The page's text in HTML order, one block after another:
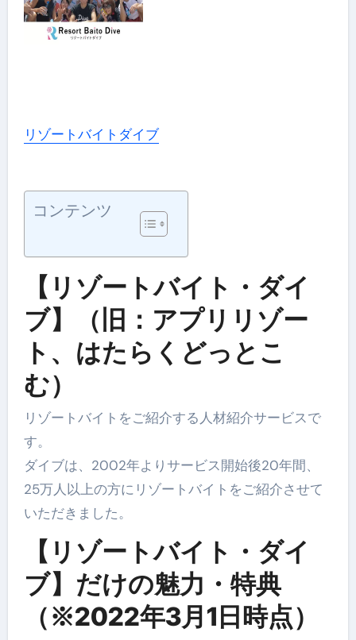
リゾートバイトダイブ
コンテンツ
【リゾートバイト・ダイ
ブ】（旧：アプリリゾー
ト、はたらくどっとこ
む）
リゾートバイトをご紹介する人材紹介サービスで
す。
ダイブは、2002年よりサービス開始後20年間、
25万人以上の方にリゾートバイトをご紹介させて
いただきました。
【リゾートバイト・ダイ
ブ】だけの魅力・特典
（※2022年3月1日時点）